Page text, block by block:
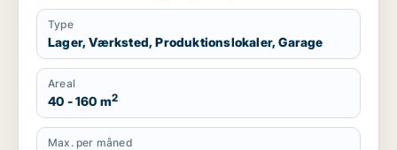
Type
Lager, Værksted, Produktionslokaler, Garage
Areal
40 - 160 m2
Max. per måned